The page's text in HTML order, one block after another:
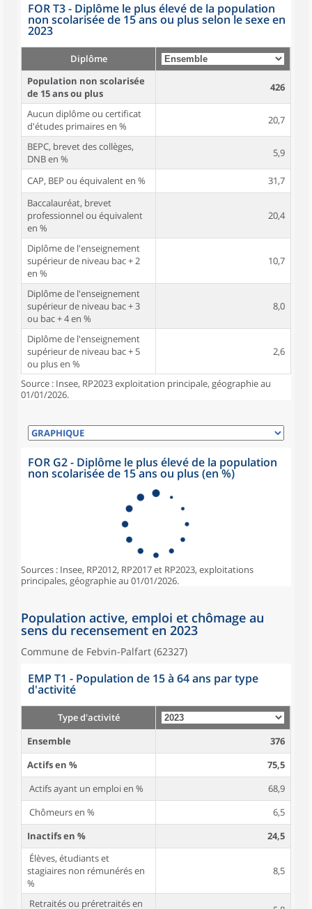
FOR T3 - Diplôme le plus élevé de la population
non scolarisée de 15 ans ou plus selon le sexe en
2023
Diplôme
Population non scolarisée
de 15 ans ou plus
426
Aucun diplôme ou certificat
d'études primaires en %
20,7
BEPC, brevet des collèges,
DNB en %
5,9
CAP, BEP ou équivalent en %
31,7
Baccalauréat, brevet
professionnel ou équivalent
en %
20,4
Diplôme de l'enseignement
supérieur de niveau bac + 2
en %
10,7
Diplôme de l'enseignement
supérieur de niveau bac + 3
ou bac + 4 en %
8,0
Diplôme de l'enseignement
supérieur de niveau bac + 5
ou plus en %
2,6
Source : Insee, RP2023 exploitation principale, géographie au
01/01/2026.
FOR G2 - Diplôme le plus élevé de la population
non scolarisée de 15 ans ou plus (en %)
Sources : Insee, RP2012, RP2017 et RP2023, exploitations
principales, géographie au 01/01/2026.
Population active, emploi et chômage au
sens du recensement en 2023
Commune de Febvin-Palfart (62327)
EMP T1 - Population de 15 à 64 ans par type
d'activité
Type d'activité
Ensemble
376
Actifs en %
75,5
Actifs ayant un emploi en %
68,9
Chômeurs en %
6,5
Inactifs en %
24,5
Élèves, étudiants et
stagiaires non rémunérés en
%
8,5
Retraités ou préretraités en